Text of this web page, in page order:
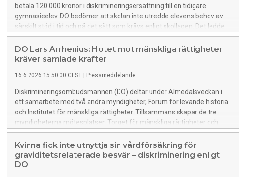
betala 120 000 kronor i diskrimineringsersättning till en tidigare
gymnasieelev. DO bedömer att skolan inte utredde elevens behov av
särskilt stöd i tid och på det sätt som krävs enligt skollagen. Det ledde
till att eleven inte fick det stöd som behövdes för att kunna klara sin
utbildning på lika villkor som andra elever. Enligt DO har eleven därmed
utsatts för diskriminering genom bristande tillgänglighet.
DO Lars Arrhenius: Hotet mot mänskliga rättigheter
kräver samlade krafter
16.6.2026 15:50:00 CEST Pressmeddelande
Diskrimineringsombudsmannen (DO) deltar under Almedalsveckan i
ett samarbete med två andra myndigheter, Forum för levande historia
och Institutet för mänskliga rättigheter. Tillsammans skapar de tre
myndigheterna mötesplatsen Torget för mänskliga rättigheter och
demokrati under två dagar, med ett fullspäckat program av montrar,
seminarier, rundabordssamtal och glassmingel med mera.
Kvinna fick inte utnyttja sin vårdförsäkring för
graviditetsrelaterade besvär – diskriminering enligt
DO